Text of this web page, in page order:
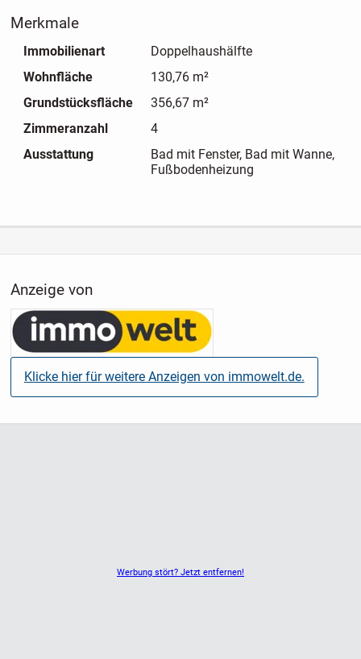
Ihr Haus aktiv mitgestalten.
Merkmale
Immobilienart
Doppelhaushälfte
Wohnfläche
130,76 m²
Grundstücksfläche
356,67 m²
Zimmeranzahl
4
Ausstattung
Bad mit Fenster, Bad mit Wanne,
Fußbodenheizung
Werbung stört? Jetzt entfernen!
Anzeige von
Klicke hier für weitere Anzeigen von immowelt.de.